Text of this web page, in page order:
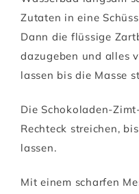
Zutaten in eine
Dann die flüssige
dazugeben und alles
lassen bis die Masse
Die Schokoladen-
Rechteck streichen,
lassen.
Mit einem scharfen